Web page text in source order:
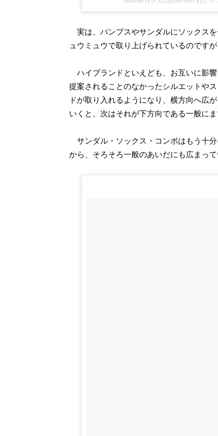
実は、パンプスやサンダルにソックス
ュウミュウで取り上げられているのです
ハイブランドといえども、お互いに影
提案されることのなかったシルエットや
ドが取り入れるようになり、横方向へ広
いくと、次はそれが下方向である一般にま
サンダル・ソックス・コンボはもう十
から、そろそろ一般のあいだにも広まって